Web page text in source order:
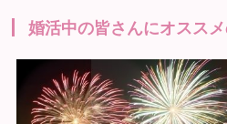
婚活中の皆さんにオスス